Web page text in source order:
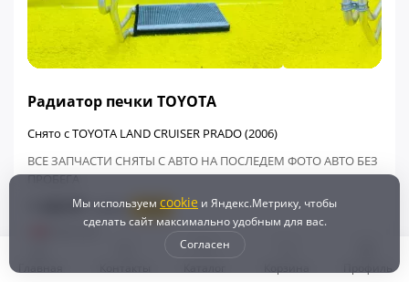
Радиатор печки TOYOTA
Снято с TOYOTA LAND CRUISER PRADO (2006)
ВСЕ ЗАПЧАСТИ СНЯТЫ С АВТО НА ПОСЛЕДЕМ ФОТО АВТО БЕЗ
ПРОБЕГА
1 600 ₽ 3 605 ₽ - 56%
Бонусов
Мы используем cookie и Яндекс.Метрику, чтобы
сделать сайт максимально удобным для вас.
Согласен